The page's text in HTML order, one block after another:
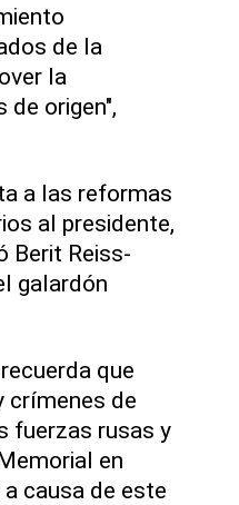
de la
la
origen",
a las reformas
al presidente,
Berit Reiss-
galardón
que
crímenes de
fuerzas rusas y
en
causa de este